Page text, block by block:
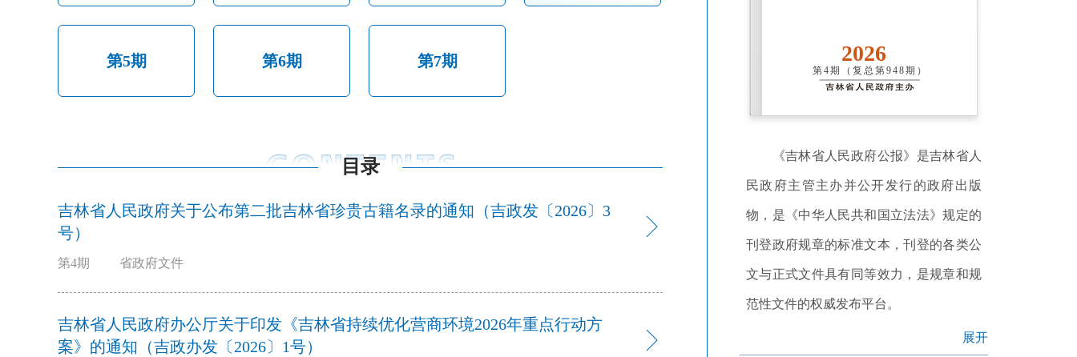
第5期 第6期 第7期
目录
吉林省人民政府关于公布第二批吉林省珍贵古籍名录的通知（吉政发〔2026〕3
号）
第4期 省政府文件
吉林省人民政府办公厅关于印发《吉林省持续优化营商环境2026年重点行动方
案》的通知（吉政办发〔2026〕1号）
2026
第4期（复总第948期）
《吉林省人民政府公报》是吉林省人
民政府主管主办并公开发行的政府出版
物，是《中华人民共和国立法法》规定的
刊登政府规章的标准文本，刊登的各类公
文与正式文件具有同等效力，是规章和规
范性文件的权威发布平台。
展开